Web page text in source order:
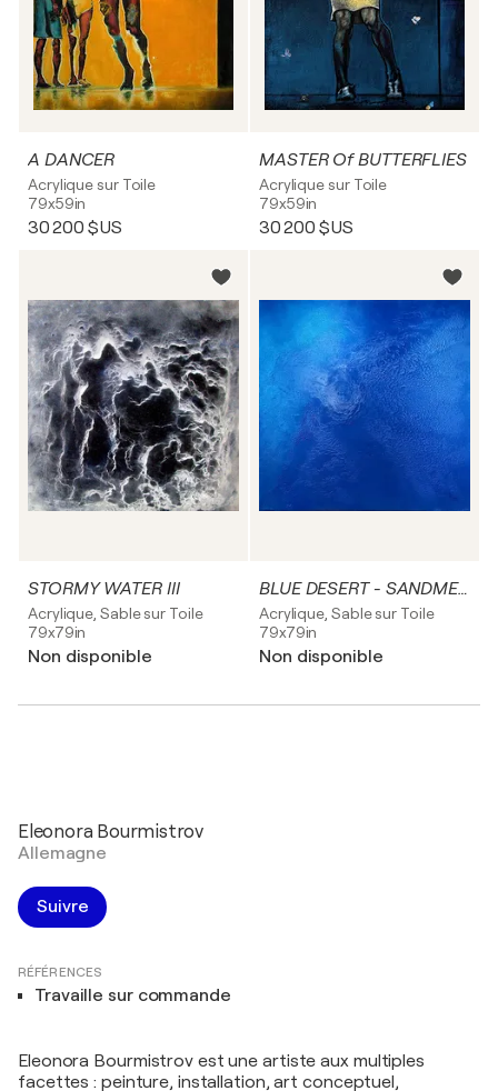
A DANCER
Acrylique sur Toile
79x59in
30 200 $US
MASTER Of BUTTERFLIES
Acrylique sur Toile
79x59in
30 200 $US
STORMY WATER III
Acrylique, Sable sur Toile
79x79in
Non disponible
BLUE DESERT - SANDMEER (Series 2024)
Acrylique, Sable sur Toile
79x79in
Non disponible
Eleonora Bourmistrov
Allemagne
Suivre
RÉFÉRENCES
Travaille sur commande
Eleonora Bourmistrov est une artiste aux multiples
facettes : peinture, installation, art conceptuel,